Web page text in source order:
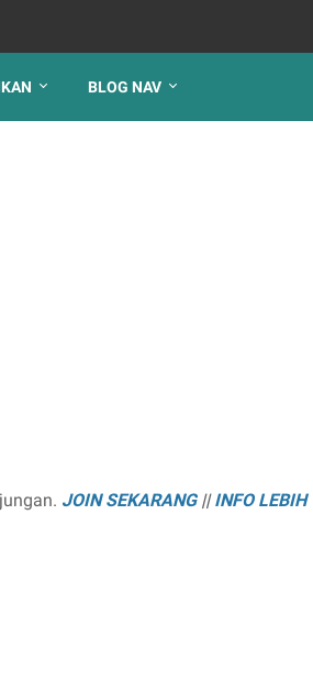
BLOG NAV
JOIN SEKARANG||INFO LEBIH